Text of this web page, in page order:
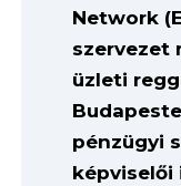
Network
szervezet
üzleti
pénzügyi
képviselői